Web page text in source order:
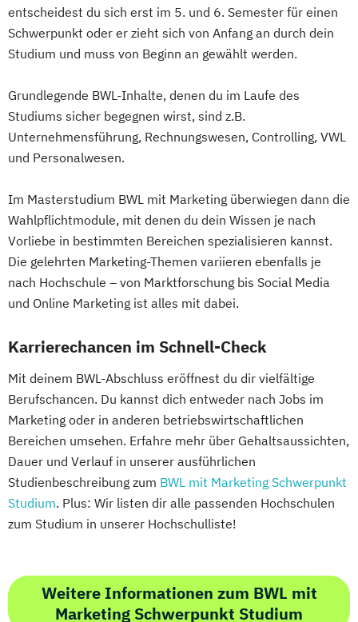
entscheidest du sich erst im 5. und 6. Semester für einen
Schwerpunkt oder er zieht sich von Anfang an durch dein
Studium und muss von Beginn an gewählt werden.
Grundlegende BWL-Inhalte, denen du im Laufe des
Studiums sicher begegnen wirst, sind z.B.
Unternehmensführung, Rechnungswesen, Controlling, VWL
und Personalwesen.
Im Masterstudium BWL mit Marketing überwiegen dann die
Wahlpflichtmodule, mit denen du dein Wissen je nach
Vorliebe in bestimmten Bereichen spezialisieren kannst.
Die gelehrten Marketing-Themen variieren ebenfalls je
nach Hochschule – von Marktforschung bis Social Media
und Online Marketing ist alles mit dabei.
Karrierechancen im Schnell-Check
Mit deinem BWL-Abschluss eröffnest du dir vielfältige
Berufschancen. Du kannst dich entweder nach Jobs im
Marketing oder in anderen betriebswirtschaftlichen
Bereichen umsehen. Erfahre mehr über Gehaltsaussichten,
Dauer und Verlauf in unserer ausführlichen
Studienbeschreibung zum BWL mit Marketing Schwerpunkt
Studium. Plus: Wir listen dir alle passenden Hochschulen
zum Studium in unserer Hochschulliste!
Weitere Informationen zum BWL mit
Marketing Schwerpunkt Studium